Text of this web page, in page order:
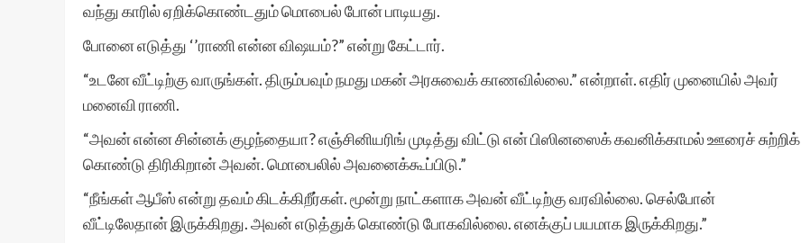
வந்து காரில் ஏறிக்கொண்டதும் மொபைல் போன் பாடியது.
போனை எடுத்து ‘’ராணி என்ன விஷயம்?” என்று கேட்டார்.
“உடனே வீட்டிற்கு வாருங்கள். திரும்பவும் நமது மகன் அரசுவைக் காணவில்லை.” என்றாள். எதிர் முனையில் அவர்
மனைவி ராணி.
“அவன் என்ன சின்னக் குழந்தையா? எஞ்சினியரிங் முடித்து விட்டு என் பிஸினஸைக் கவனிக்காமல் ஊரைச் சுற்றிக்
கொண்டு திரிகிறான் அவன். மொபைலில் அவனைக்கூப்பிடு.”
“நீங்கள் ஆபீஸ் என்று தவம் கிடக்கிறீர்கள். மூன்று நாட்களாக அவன் வீட்டிற்கு வரவில்லை. செல்போன்
வீட்டிலேதான் இருக்கிறது. அவன் எடுத்துக் கொண்டு போகவில்லை. எனக்குப் பயமாக இருக்கிறது.”
வைத்திருப்பதேயாகும்.
எனது சிறுகதை
வெளியாகும்போது நான்
அதிகம் அறியப்படாத